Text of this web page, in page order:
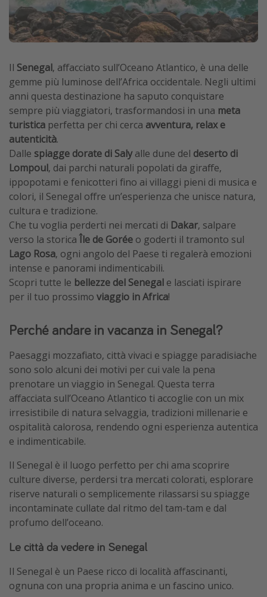
Capo Verde
Tipo di vacanza
Vacanze last minute
Vacanze all inclusive
Vacanze estate 2026
Vacanze di Pasqua 2026
Last minute capodanno
Vacanze con bambini
Vacanze al mare
Viaggi per single
Altri argomenti
Travel magazine
Calendario di viaggio
Festività del 2026
Il Senegal, affacciato sull’Oceano Atlantico, è una delle
gemme più luminose dell’Africa occidentale. Negli ultimi
anni questa destinazione ha saputo conquistare
sempre più viaggiatori, trasformandosi in una meta
turistica perfetta per chi cerca avventura, relax e
autenticità.
Dalle spiagge dorate di Salyalle dune del deserto di
Lompoul, dai parchi naturali popolati da giraffe,
ippopotami e fenicotteri fino ai villaggi pieni di musica e
colori, il Senegal offre un’esperienza che unisce natura,
cultura e tradizione.
Che tu voglia perderti nei mercati di Dakar, salpare
verso la storica Île de Gorée o goderti il tramonto sul
Lago Rosa, ogni angolo del Paese ti regalerà emozioni
intense e panorami indimenticabili.
Scopri tutte le bellezze del Senegal e lasciati ispirare
per il tuo prossimo viaggio in Africa!
Perché andare in vacanza in Senegal?
Paesaggi mozzafiato, città vivaci e spiagge paradisiache
sono solo alcuni dei motivi per cui vale la pena
prenotare un viaggio in Senegal. Questa terra
affacciata sull’Oceano Atlantico ti accoglie con un mix
irresistibile di natura selvaggia, tradizioni millenarie e
ospitalità calorosa, rendendo ogni esperienza autentica
e indimenticabile.
Il Senegal è il luogo perfetto per chi ama scoprire
culture diverse, perdersi tra mercati colorati, esplorare
riserve naturali o semplicemente rilassarsi su spiagge
incontaminate cullate dal ritmo del tam-tam e dal
profumo dell’oceano.
Le città da vedere in Senegal
Il Senegal è un Paese ricco di località affascinanti,
ognuna con una propria anima e un fascino unico.